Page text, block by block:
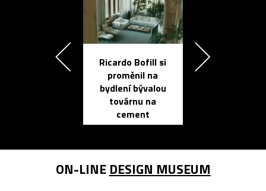
Ricardo Bofill si
proměnil na
bydlení bývalou
továrnu na
cement
ON-LINE DESIGN MUSEUM